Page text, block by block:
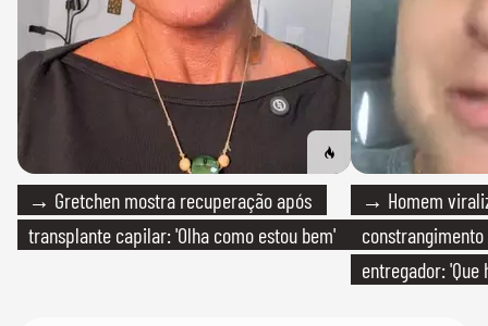
→ Gretchen mostra recuperação após
transplante capilar: 'Olha como estou bem'
→ Homem
entregador: 'Que